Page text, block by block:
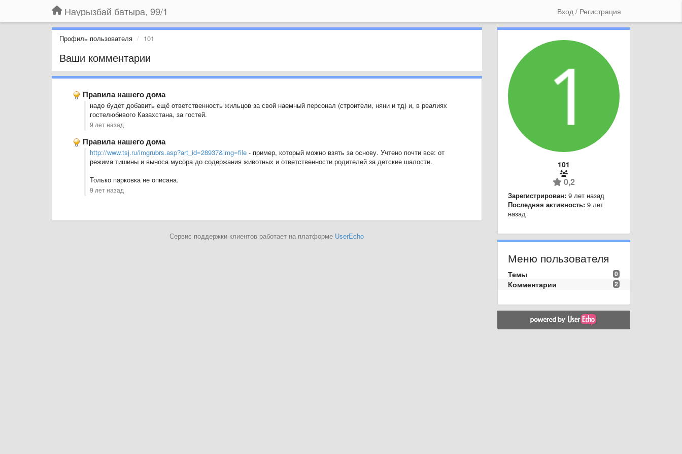
Наурызбай батыра, 99/1 Вход / Регистрация
Профиль пользователя 101
Ваши комментарии
Правила нашего дома
надо будет добавить ещё ответственность жильцов за свой наемный персонал (строители, няни и тд) и, в реалиях
гостелюбивого Казахстана, за гостей.
9 лет назад
Правила нашего дома
http://www.tsj.ru/imgrubrs.asp?art_id=28937&img=file - пример, который можно взять за основу. Учтено почти все: от
режима тишины и выноса мусора до содержания животных и ответственности родителей за детские шалости.
Только парковка не описана.
9 лет назад
Сервис поддержки клиентов работает на платформе UserEcho
101
0,2
Зарегистрирован: 9 лет назад
Последняя активность: 9 лет
назад
Меню пользователя
0
Темы
2
Комментарии